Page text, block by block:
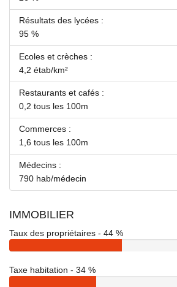
Résultats des lycées :
95 %
Ecoles et crèches :
4,2 étab/km²
Restaurants et cafés :
0,2 tous les 100m
Commerces :
1,6 tous les 100m
Médecins :
790 hab/médecin
IMMOBILIER
Taux des propriétaires - 44 %
Taxe habitation - 34 %